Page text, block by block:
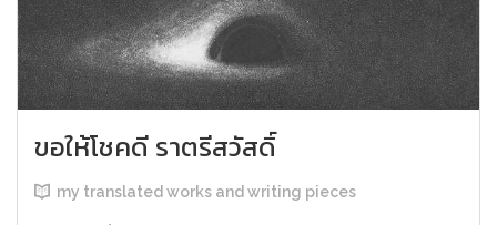
ขอให้โชคดี ราตรีสวัสดิ์
my translated works and writing pieces